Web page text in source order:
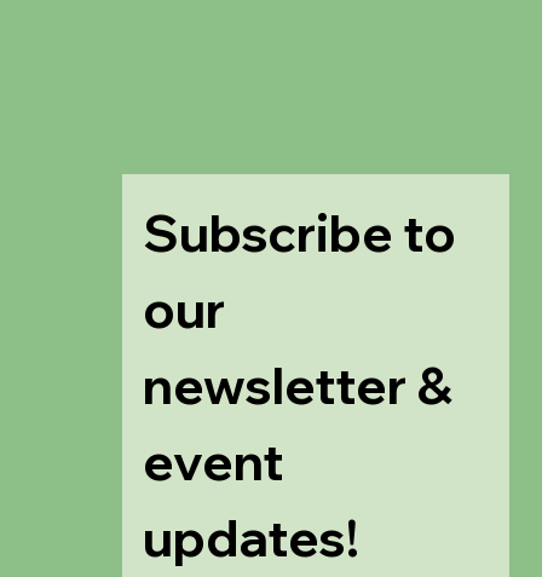
Subscribe to
our
newsletter &
event
updates!